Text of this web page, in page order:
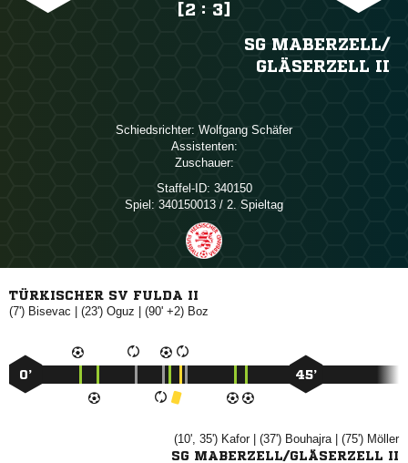
[2 : 3]
SG MABERZELL/​
GLÄSERZELL II
Schiedsrichter:  
Assistenten:
Zuschauer:
Staffel-ID: 340150
Spiel: 340150013 / 2. Spieltag
TÜRKISCHER SV FULDA II
(7')  | (23')  | (90' +2) 
0’ 45’
(10', 35') | (37') | (75') 
SG MABERZELL/GLÄSERZELL II